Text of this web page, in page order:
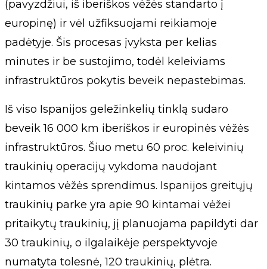
(pavyzdžiui, iš iberiškos vėžės standarto į
europinę) ir vėl užfiksuojami reikiamoje
padėtyje. Šis procesas įvyksta per kelias
minutes ir be sustojimo, todėl keleiviams
infrastruktūros pokytis beveik nepastebimas.
Iš viso Ispanijos geležinkelių tinklą sudaro
beveik 16 000 km iberiškos ir europinės vėžės
infrastruktūros. Šiuo metu 60 proc. keleivinių
traukinių operacijų vykdoma naudojant
kintamos vėžės sprendimus. Ispanijos greitųjų
traukinių parke yra apie 90 kintamai vėžei
pritaikytų traukinių, jį planuojama papildyti dar
30 traukinių, o ilgalaikėje perspektyvoje
numatyta tolesnė, 120 traukinių, plėtra.